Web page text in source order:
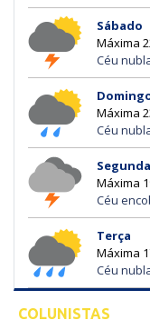
Sábado
Máxima
Céu
Máxima
Céu
Segunda
Máxima
Céu
Terça
Máxima
Céu
COLUNISTAS